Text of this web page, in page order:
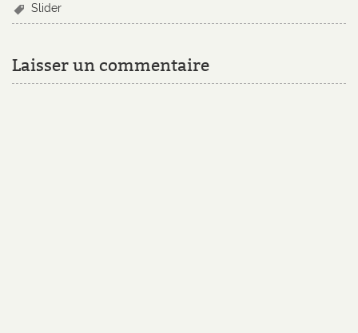
Slider
Laisser un commentaire